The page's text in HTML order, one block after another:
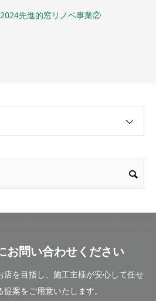
2024先進的窓リノベ事業②
お問い合わせください
店を目指し、施工主様が安心して任せ
案をご用意いたします。